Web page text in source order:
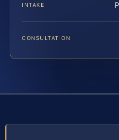
INTAKE
CONSULTATION